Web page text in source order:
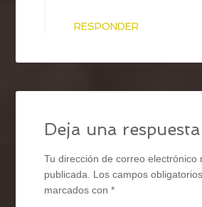
RESPONDER
Deja una respuesta
Tu dirección de correo electrónico
publicada.
Los campos
marcados con*